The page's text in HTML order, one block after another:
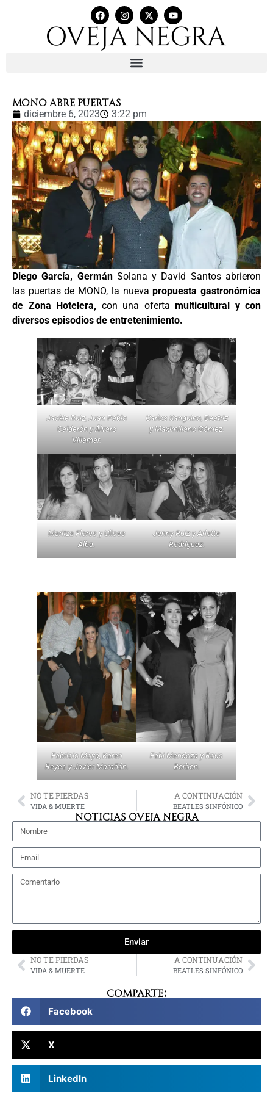
MONO ABRE PUERTAS
diciembre 6, 2023 3:22 pm
Diego García, GermánSolana y David Santos abrieron
las puertas de MONO, la nuevapropuesta gastronómica
de Zona Hotelera, con una oferta multicultural y con
diversos episodios de entretenimiento.
Jackie Ruiz, Juan Pablo
Calderón y Álvaro
Villamar.
Carlos Sanguino, Beatriz
y Maximiliano Gómez.
Maritza Flores y Ulises
Alba.
Jenny Ruiz y Arlette
Rodríguez.
Fabricio Moya, Karen
Reyes y Javier Marañón.
Fabi Mendoza y Rous
Borbon.
NO TE PIERDAS
VIDA & MUERTE
A CONTINUACIÓN
BEATLES SINFÓNICO
NOTICIAS OVEJA NEGRA
Enviar
NO TE PIERDAS
VIDA & MUERTE
A CONTINUACIÓN
BEATLES SINFÓNICO
Comparte:
Facebook
X
LinkedIn